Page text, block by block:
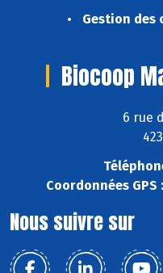
Gestion des
Biocoop
6 rue
Coordonnées GPS :
Nous suivre sur